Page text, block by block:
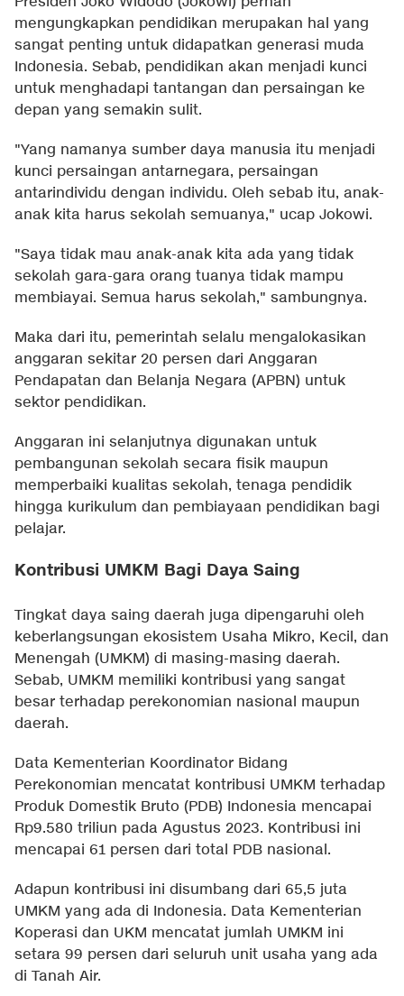
mengungkapkan pendidikan merupakan hal yang
sangat penting untuk didapatkan generasi muda
Indonesia. Sebab, pendidikan akan menjadi kunci
untuk menghadapi tantangan dan persaingan ke
depan yang semakin sulit.
"Yang namanya sumber daya manusia itu menjadi
kunci persaingan antarnegara, persaingan
antarindividu dengan individu. Oleh sebab itu, anak-
anak kita harus sekolah semuanya," ucap Jokowi.
"Saya tidak mau anak-anak kita ada yang tidak
sekolah gara-gara orang tuanya tidak mampu
membiayai. Semua harus sekolah," sambungnya.
Maka dari itu, pemerintah selalu mengalokasikan
anggaran sekitar 20 persen dari Anggaran
Pendapatan dan Belanja Negara (APBN) untuk
sektor pendidikan.
Anggaran ini selanjutnya digunakan untuk
pembangunan sekolah secara fisik maupun
memperbaiki kualitas sekolah, tenaga pendidik
hingga kurikulum dan pembiayaan pendidikan bagi
pelajar.
Kontribusi UMKM Bagi Daya Saing
Tingkat daya saing daerah juga dipengaruhi oleh
keberlangsungan ekosistem Usaha Mikro, Kecil, dan
Menengah (UMKM) di masing-masing daerah.
Sebab, UMKM memiliki kontribusi yang sangat
besar terhadap perekonomian nasional maupun
daerah.
Data Kementerian Koordinator Bidang
Perekonomian mencatat kontribusi UMKM terhadap
Produk Domestik Bruto (PDB) Indonesia mencapai
Rp9.580 triliun pada Agustus 2023. Kontribusi ini
mencapai 61 persen dari total PDB nasional.
Adapun kontribusi ini disumbang dari 65,5 juta
UMKM yang ada di Indonesia. Data Kementerian
Koperasi dan UKM mencatat jumlah UMKM ini
setara 99 persen dari seluruh unit usaha yang ada
di Tanah Air.